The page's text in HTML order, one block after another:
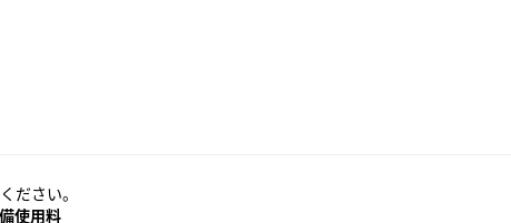
ださい。
使用料